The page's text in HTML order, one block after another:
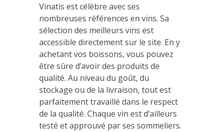
Vinatis est célèbre avec ses
nombreuses références en vins. Sa
sélection des meilleurs vins est
accessible directement sur le site. En y
achetant vos boissons, vous pouvez
être sûre d’avoir des produits de
qualité. Au niveau du goût, du
stockage ou de la livraison, tout est
parfaitement travaillé dans le respect
de la qualité. Chaque vin est d’ailleurs
testé et approuvé par ses sommeliers.